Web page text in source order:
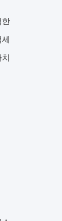
한